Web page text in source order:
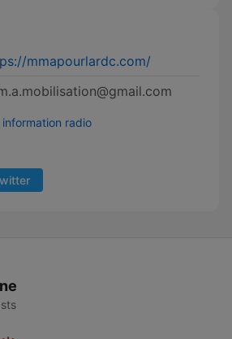
mmapourlardc.com/
radio